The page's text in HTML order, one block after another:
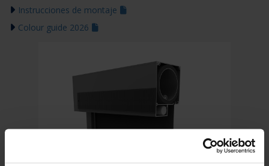
Instrucciones de montaje
Colour guide 2026